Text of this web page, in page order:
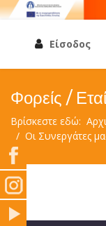
Είσοδος
Φορείς /
Βρίσκεστε εδώ:
Οι Συνεργάτες